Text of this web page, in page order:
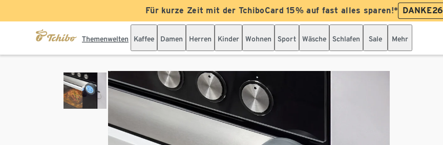
Für kurze Zeit mit der TchiboCard 15% auf fast alles sparen!* DANKE26
Themenwelten Kaffee Damen Herren Kinder Wohnen Sport Wäsche Schlafen Sale Mehr